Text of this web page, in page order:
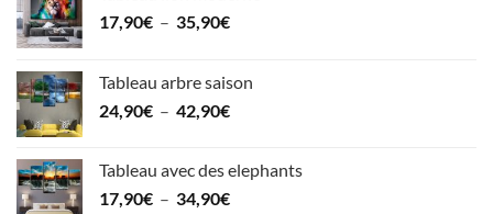
17,90€ – 35,90€Plage
17,90€
à
Tableau arbre saison
24,90€ – 42,90€Plage
24,90€
à
Tableau avec des elephants
17,90€ – 34,90€Plage